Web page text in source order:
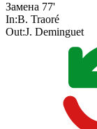
Замена 77'
In:B. Traoré
Out:J. Deminguet